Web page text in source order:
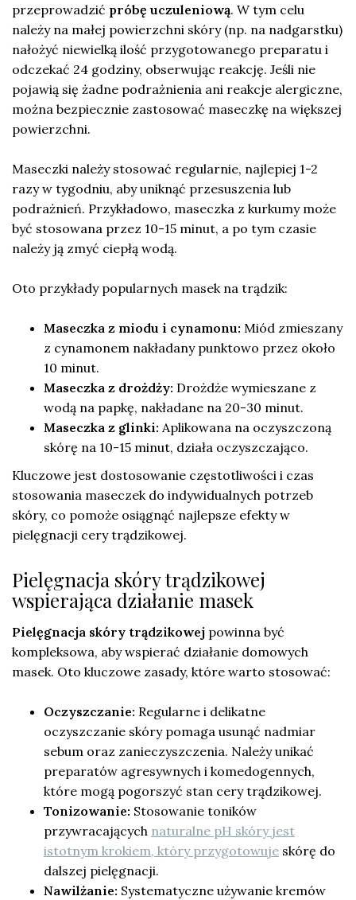
przeprowadzić próbę uczuleniową. W tym celu
należy na małej powierzchni skóry (np. na nadgarstku)
nałożyć niewielką ilość przygotowanego preparatu i
odczekać 24 godziny, obserwując reakcję. Jeśli nie
pojawią się żadne podrażnienia ani reakcje alergiczne,
można bezpiecznie zastosować maseczkę na większej
powierzchni.
Maseczki należy stosować regularnie, najlepiej 1-2
razy w tygodniu, aby uniknąć przesuszenia lub
podrażnień. Przykładowo, maseczka z kurkumy może
być stosowana przez 10-15 minut, a po tym czasie
należy ją zmyć ciepłą wodą.
Oto przykłady popularnych masek na trądzik:
Maseczka z miodu i cynamonu: Miód zmieszany
z cynamonem nakładany punktowo przez około
10 minut.
Maseczka z drożdży: Drożdże wymieszane z
wodą na papkę, nakładane na 20-30 minut.
Maseczka z glinki: Aplikowana na oczyszczoną
skórę na 10-15 minut, działa oczyszczająco.
Kluczowe jest dostosowanie częstotliwości i czas
stosowania maseczek do indywidualnych potrzeb
skóry, co pomoże osiągnąć najlepsze efekty w
pielęgnacji cery trądzikowej.
Pielęgnacja skóry trądzikowej
wspierająca działanie masek
Pielęgnacja skóry trądzikowej powinna być
kompleksowa, aby wspierać działanie domowych
masek. Oto kluczowe zasady, które warto stosować:
Oczyszczanie: Regularne i delikatne
oczyszczanie skóry pomaga usunąć nadmiar
sebum oraz zanieczyszczenia. Należy unikać
preparatów agresywnych i komedogennych,
które mogą pogorszyć stan cery trądzikowej.
Tonizowanie: Stosowanie toników
przywracających naturalne pH skóry jest
istotnym krokiem, który przygotowuje skórę do
dalszej pielęgnacji.
Nawilżanie: Systematyczne używanie kremów